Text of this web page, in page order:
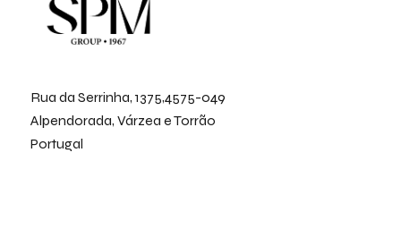
Rua da Serrinha, 1375,4575-049
Alpendorada, Várzea e Torrão
Portugal